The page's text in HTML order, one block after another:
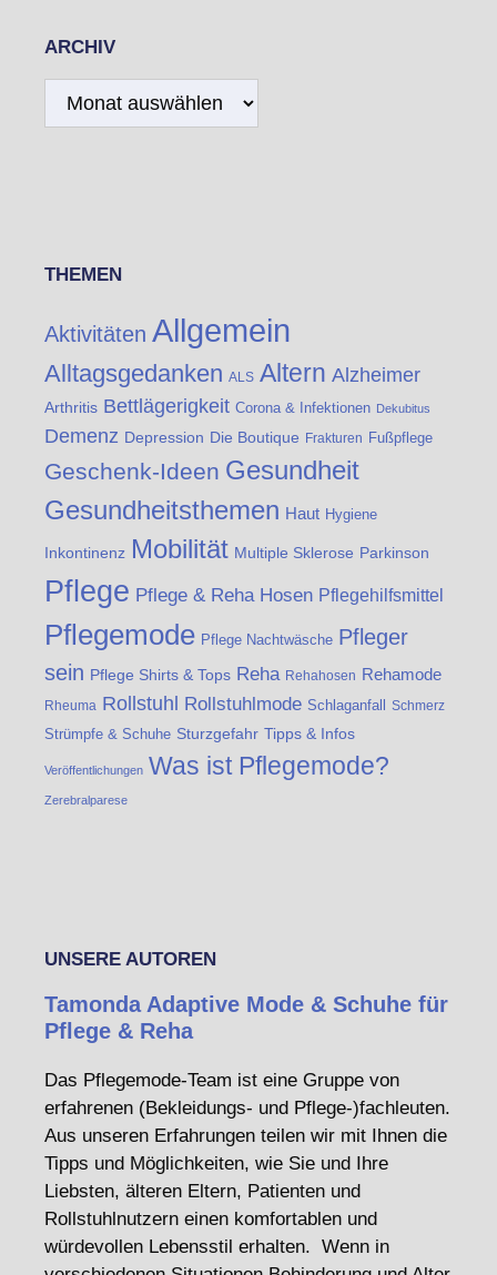
ARCHIV
THEMEN
Aktivitäten Allgemein
Alltagsgedanken ALS Altern Alzheimer
Arthritis Bettlägerigkeit Corona & Infektionen Dekubitus
Demenz Depression Die Boutique Frakturen Fußpflege
Geschenk-Ideen Gesundheit
Gesundheitsthemen Haut Hygiene
Inkontinenz Mobilität Multiple Sklerose Parkinson
Pflege Pflege & Reha Hosen Pflegehilfsmittel
Pflegemode Pflege Nachtwäsche Pfleger
sein Pflege Shirts & Tops Reha Rehahosen Rehamode
Rheuma Rollstuhl Rollstuhlmode Schlaganfall Schmerz
Strümpfe & Schuhe Sturzgefahr Tipps & Infos
Veröffentlichungen Was ist Pflegemode?
Zerebralparese
UNSERE AUTOREN
Tamonda Adaptive Mode & Schuhe für
Pflege & Reha
Das Pflegemode-Team ist eine Gruppe von
erfahrenen (Bekleidungs- und Pflege-)fachleuten.
Aus unseren Erfahrungen teilen wir mit Ihnen die
Tipps und Möglichkeiten, wie Sie und Ihre
Liebsten, älteren Eltern, Patienten und
Rollstuhlnutzern einen komfortablen und
würdevollen Lebensstil erhalten. Wenn in